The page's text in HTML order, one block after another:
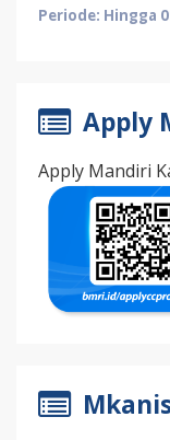
Periode: Hingga
Apply
Apply Mandiri